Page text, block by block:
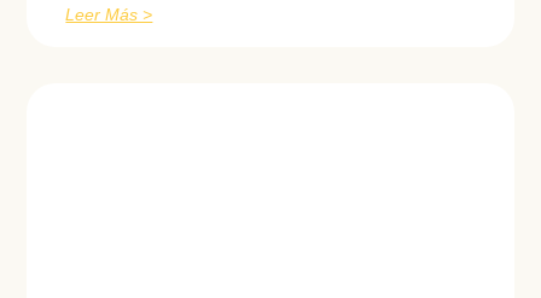
Leer Más >